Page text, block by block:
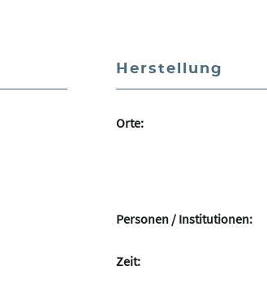
Herstellung
Orte:
Personen / Institutionen:
Zeit: